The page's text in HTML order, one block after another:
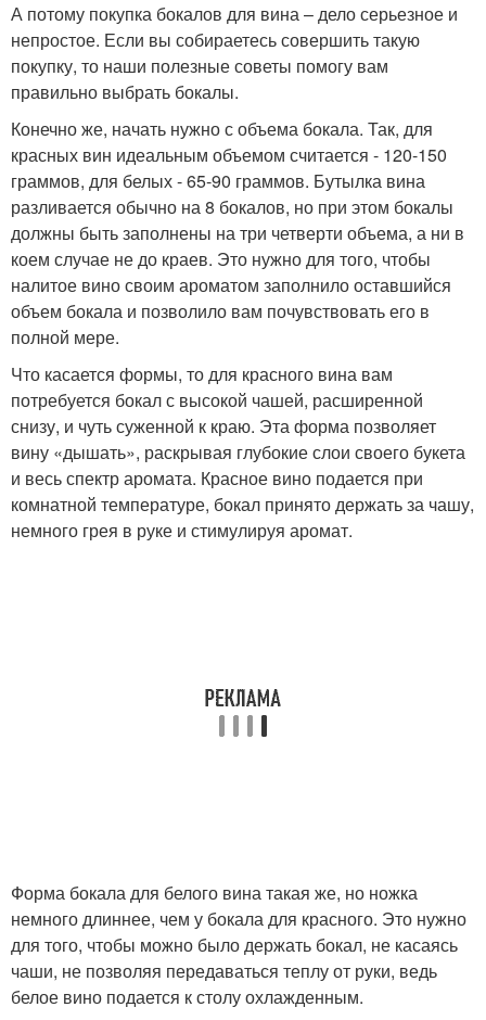
А потому покупка бокалов для вина – дело серьезное и
непростое. Если вы собираетесь совершить такую
покупку, то наши полезные советы помогу вам
правильно выбрать бокалы.
Конечно же, начать нужно с объема бокала. Так, для
красных вин идеальным объемом считается - 120-150
граммов, для белых - 65-90 граммов. Бутылка вина
разливается обычно на 8 бокалов, но при этом бокалы
должны быть заполнены на три четверти объема, а ни в
коем случае не до краев. Это нужно для того, чтобы
налитое вино своим ароматом заполнило оставшийся
объем бокала и позволило вам почувствовать его в
полной мере.
Что касается формы, то для красного вина вам
потребуется бокал с высокой чашей, расширенной
снизу, и чуть суженной к краю. Эта форма позволяет
вину «дышать», раскрывая глубокие слои своего букета
и весь спектр аромата. Красное вино подается при
комнатной температуре, бокал принято держать за чашу,
немного грея в руке и стимулируя аромат.
Форма бокала для белого вина такая же, но ножка
немного длиннее, чем у бокала для красного. Это нужно
для того, чтобы можно было держать бокал, не касаясь
чаши, не позволяя передаваться теплу от руки, ведь
белое вино подается к столу охлажденным.